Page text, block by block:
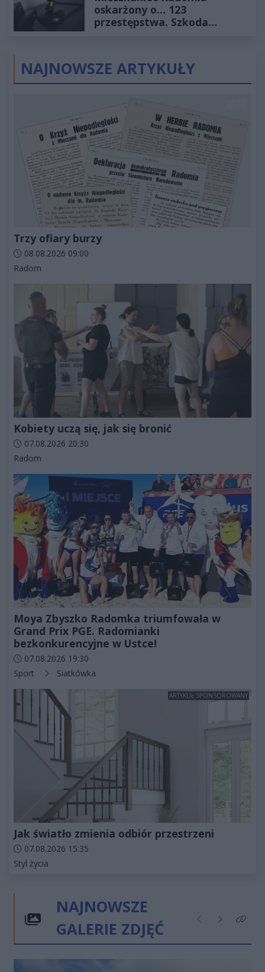
oskarżony o... 123
przestępstwa. Szkoda
NAJNOWSZE ARTYKUŁY
Trzy ofiary burzy
Data dodania artykułu:
08.08.2026 09:00
Kategorie artykułu:
Radom
Kobiety uczą się, jak się bronić
Data dodania artykułu:
07.08.2026 20:30
Kategorie artykułu:
Radom
Moya Zbyszko Radomka triumfowała w
Grand Prix PGE. Radomianki
bezkonkurencyjne w Ustce!
Data dodania artykułu:
07.08.2026 19:30
Kategorie artykułu:
Sport Siatkówka
ARTYKUŁ SPONSOROWANY
Jak światło zmienia odbiór przestrzeni
Data dodania artykułu:
07.08.2026 15:35
Kategorie artykułu:
Styl życia
NAJNOWSZE
GALERIE ZDJĘĆ
Poprzednie
NastępneKliknij